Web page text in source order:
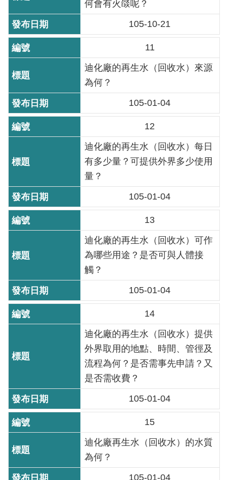
雙
語
詞
彙
TAIPEI
臺
北
通
府
站
資
料
開
宣
告
隱
私
權
及
安
策
聯
絡
資
何會有火燄呢？
105-10-21
11
迪化廠的再生水（回收水）來源
為何？
105-01-04
12
迪化廠的再生水（回收水）每日
有多少量？可提供外界多少使用
量？
105-01-04
13
迪化廠的再生水（回收水）可作
為哪些用途？是否可與人體接
觸？
105-01-04
14
迪化廠的再生水（回收水）提供
外界取用的地點、時間、管徑及
流程為何？是否需事先申請？又
是否需收費？
105-01-04
15
迪化廠再生水（回收水）的水質
為何？
105-01-04